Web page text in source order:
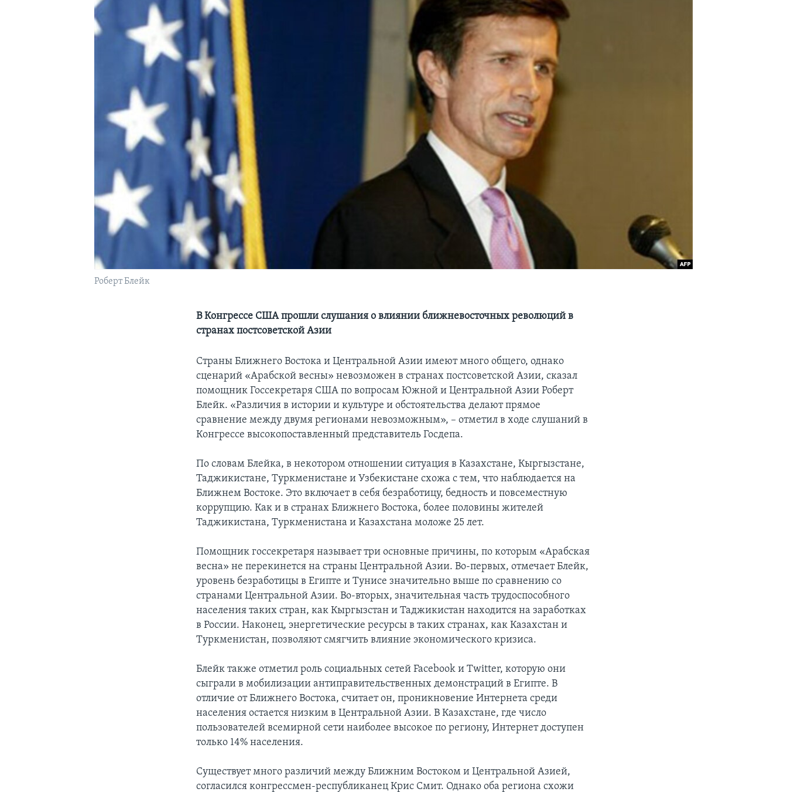
Роберт Блейк
В Конгрессе США прошли слушания о влиянии ближневосточных революций в
странах постсоветской Азии
Страны Ближнего Востока и Центральной Азии имеют много общего, однако
сценарий «Арабской весны» невозможен в странах постсоветской Азии, сказал
помощник Госсекретаря США по вопросам Южной и Центральной Азии Роберт
Блейк. «Различия в истории и культуре и обстоятельства делают прямое
сравнение между двумя регионами невозможным», – отметил в ходе слушаний в
Конгрессе высокопоставленный представитель Госдепа.
По словам Блейка, в некотором отношении ситуация в Казахстане, Кыргызстане,
Таджикистане, Туркменистане и Узбекистане схожа с тем, что наблюдается на
Ближнем Востоке. Это включает в себя безработицу, бедность и повсеместную
коррупцию. Как и в странах Ближнего Востока, более половины жителей
Таджикистана, Туркменистана и Казахстана моложе 25 лет.
Помощник госсекретаря называет три основные причины, по которым «Арабская
весна» не перекинется на страны Центральной Азии. Во-первых, отмечает Блейк,
уровень безработицы в Египте и Тунисе значительно выше по сравнению со
странами Центральной Азии. Во-вторых, значительная часть трудоспособного
населения таких стран, как Кыргызстан и Таджикистан находится на заработках
в России. Наконец, энергетические ресурсы в таких странах, как Казахстан и
Туркменистан, позволяют смягчить влияние экономического кризиса.
Блейк также отметил роль социальных сетей Facebook и Twitter, которую они
сыграли в мобилизации антиправительственных демонстраций в Египте. В
отличие от Ближнего Востока, считает он, проникновение Интернета среди
населения остается низким в Центральной Азии. В Казахстане, где число
пользователей всемирной сети наиболее высокое по региону, Интернет доступен
только 14% населения.
Существует много различий между Ближним Востоком и Центральной Азией,
согласился конгрессмен-республиканец Крис Смит. Однако оба региона схожи